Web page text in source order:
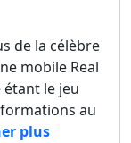
de la célèbre
mobile Real
étant le jeu
au
plus